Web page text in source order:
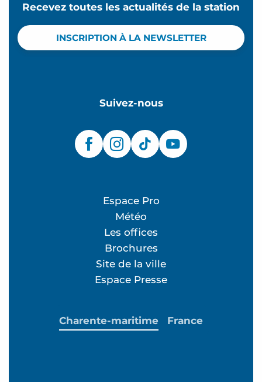
Recevez toutes les actualités de la station
INSCRIPTION À LA NEWSLETTER
Suivez-nous
Espace Pro
Météo
Les offices
Brochures
Site de la ville
Espace Presse
Charente-maritime France